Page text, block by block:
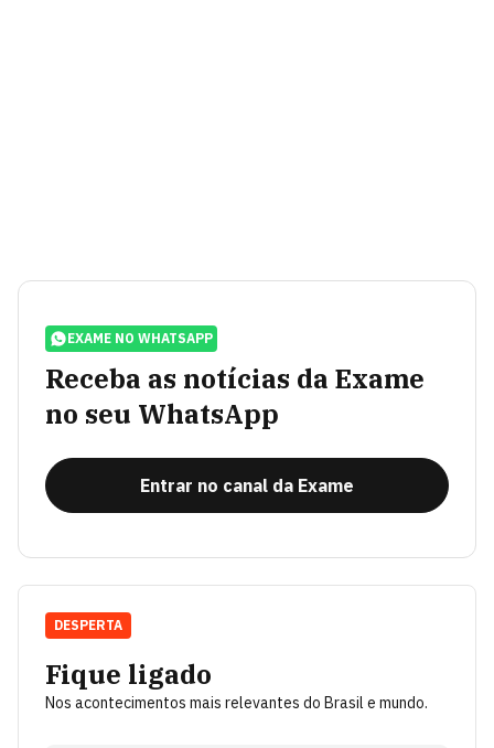
EXAME NO WHATSAPP
Receba as notícias da Exame
no seu WhatsApp
Entrar no canal da Exame
Fique ligado
Nos acontecimentos mais relevantes do Brasil e mundo.
DESPERTA